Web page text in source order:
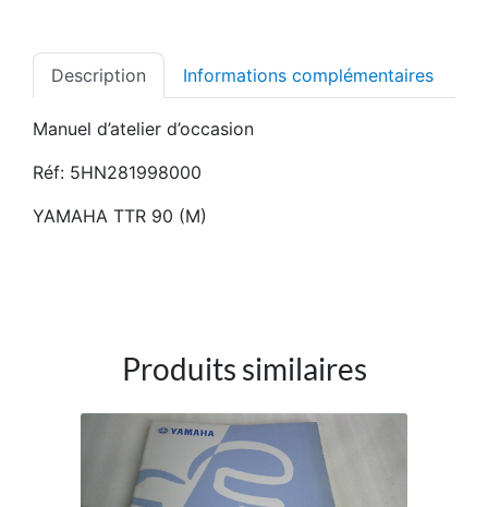
Description Informations complémentaires
Manuel d’atelier d’occasion
Réf: 5HN281998000
YAMAHA TTR 90 (M)
Produits similaires